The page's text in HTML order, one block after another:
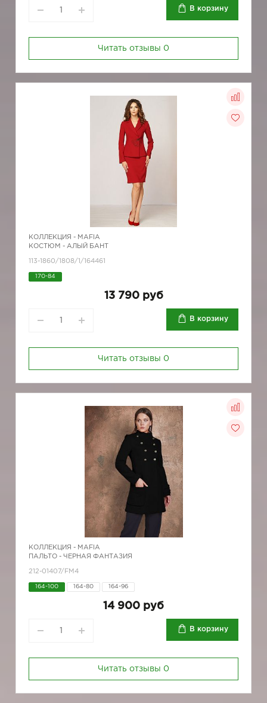
В корзину
Читать отзывы 0
КОЛЛЕКЦИЯ - MAFIA
КОСТЮМ - АЛЫЙ БАНТ
113-1860/1808/1/164461
170-84
13 790 руб
В корзину
Читать отзывы 0
КОЛЛЕКЦИЯ - MAFIA
ПАЛЬТО - ЧЕРНАЯ ФАНТАЗИЯ
212-01407/FM4
164-100 164-80 164-96
14 900 руб
В корзину
Читать отзывы 0